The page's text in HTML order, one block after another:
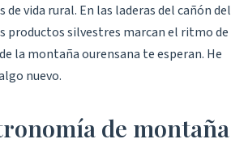
vida rural. En las laderas del cañón del
productos silvestres marcan el ritmo de
la montaña ourensana te esperan. He
nuevo.
de montaña